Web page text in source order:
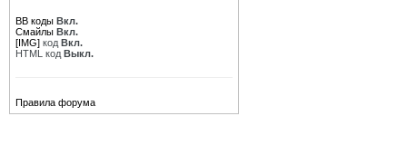
BB коды Вкл.
Смайлы Вкл.
[IMG] код Вкл.
HTML код Выкл.
Правила форума